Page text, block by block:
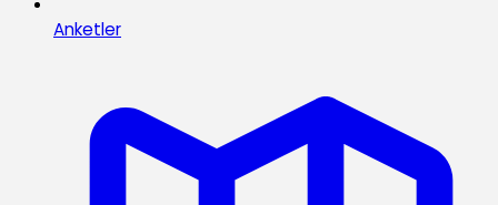
Anketler